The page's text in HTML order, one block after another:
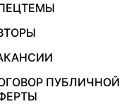
ПУБЛИЧНОЙ